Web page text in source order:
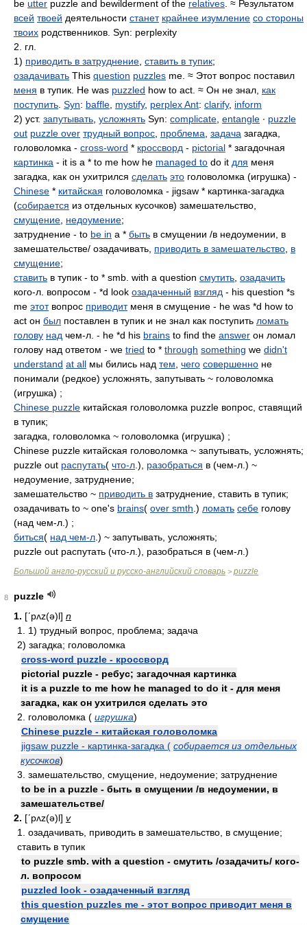
be utter puzzle and bewilderment of the relatives . ≈ Результатом
всей твоей деятельности станет крайнее изумление со стороны
твоих родственников. Syn: perplexity
2. гл.
1) приводить в затруднение ставить в тупик;
озадачивать This question puzzles me. ≈ Этот вопрос поставил
меня в тупик. He was puzzled how to act. ≈ Он не знал, как
поступить Syn: baffle mystify, perplex Ant: clarify, inform
2) уст. запутывать усложнять Syn: complicate entangle ∙ puzzle
out puzzle over трудный вопрос проблема задача загадка,
головоломка - cross-word * кроссворд - pictorial * загадочная
картинка - it is a * to me how he managed to do it для меня
загадка, как он ухитрился сделать это головоломка (игрушка) -
Chinese * китайская головоломка - jigsaw * картинка-загадка
(собирается из отдельных кусочков) замешательство,
смущение недоумение;
затруднение - to be in a * быть в смущении /в недоумении, в
замешательстве/ озадачивать, приводить в замешательство в
смущение;
ставить в тупик - to * smb. with a question смутить озадачить
кого-л. вопросом - *d look озадаченный взгляд - his question *s
me этотвопрос приводитменя в смущение - he was *d how to
act он был поставлен в тупик и не знал как поступить ломать
голову над чем-л. - he *d his brains to find the answer он ломал
голову над ответом - we tried to * through something we didn't
understand at all мы бились над тем чего совершенно не
понимали (редкое) усложнять, запутывать ~ головоломка
(игрушка) ;
Chinese puzzle китайская головоломка puzzle вопрос, ставящий
в тупик;
загадка, головоломка ~ головоломка (игрушка) ;
Chinese puzzle китайская головоломка ~ запутывать, усложнять;
puzzle out распутать( что-л .), разобраться в (чем-л.) ~
недоумение, затруднение;
замешательство ~ приводить в затруднение, ставить в тупик;
озадачивать to ~ one's brains( over smth .) ломать себе голову
(над чем-л.) ;
биться( над чем-л .) ~ запутывать, усложнять;
puzzle out распутать (что-л.), разобраться в (чем-л.)
Большой англо-русский и русско-английский словарь > puzzle
8
puzzle
1. [ʹpʌz(ə)l] n
1. 1) трудный вопрос, проблема; задача
2) загадка; головоломка
cross-word puzzle - кроссворд
pictorial puzzle - ребус; загадочная картинка
it is a puzzle to me how he managed to do it - для меня
загадка, как он ухитрился сделать это
2. головоломка ( игрушка)
Chinese puzzle - китайская головоломка
jigsaw puzzle - картинка-загадка ( собирается из отдельных
кусочков)
3. замешательство, смущение, недоумение; затруднение
to be in a puzzle - быть в смущении /в недоумении, в
замешательстве/
2. [ʹpʌz(ə)l] v
1. озадачивать, приводить в замешательство, в смущение;
ставить в тупик
to puzzle smb. with a question - смутить /озадачить/ кого-
л. вопросом
puzzled look - озадаченный взгляд
this question puzzles me - этот вопрос приводит меня в
смущение